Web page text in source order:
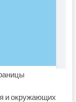
и окружающих